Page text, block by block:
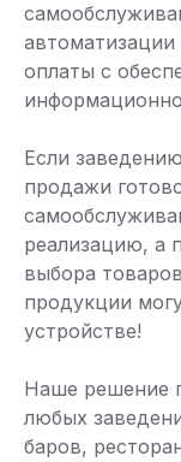
оплаты с
Если
продажи
реализацию, а
выбора
продукции
устройстве!
Наше решение
любых
баров,